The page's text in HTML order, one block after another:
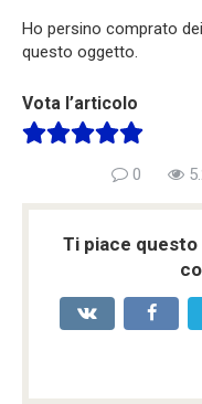
Ho persino comprato
questo oggetto.
Vota l’articolo
0
Ti piace